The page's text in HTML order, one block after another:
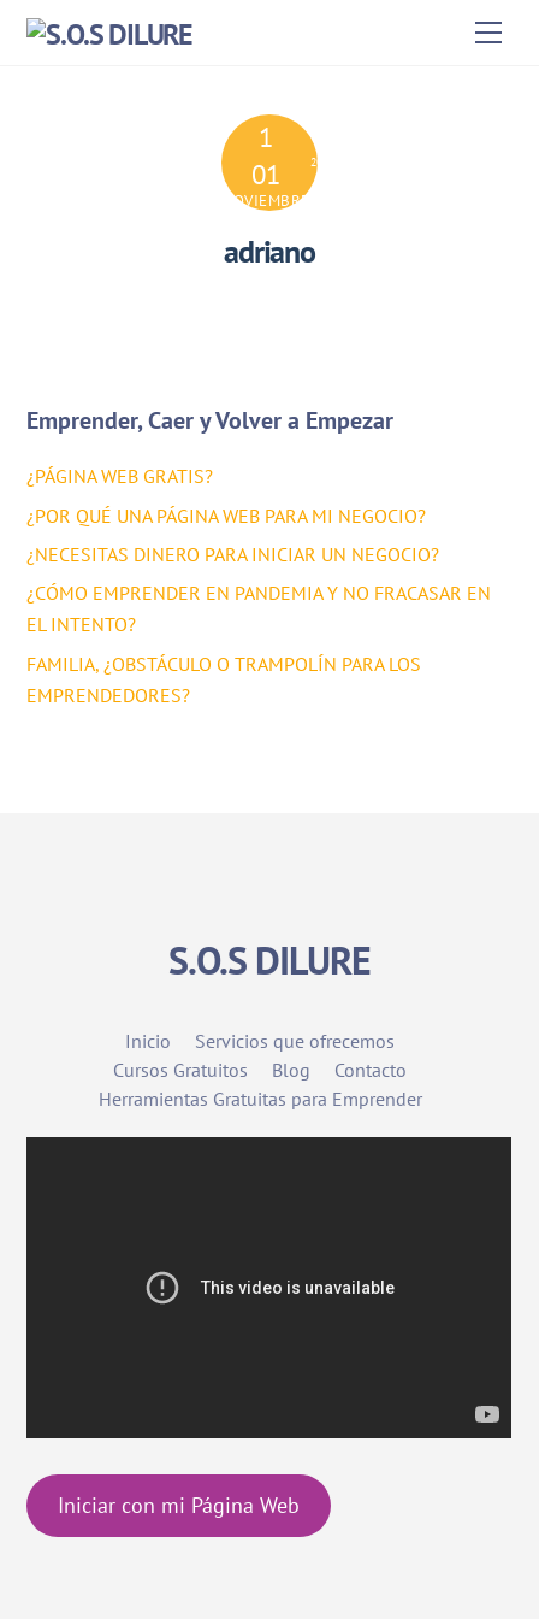
Skip
1
01
NOVIEMBRE
2024
adriano
Emprender, Caer y Volver a Empezar
¿PÁGINA WEB GRATIS?
¿POR QUÉ UNA PÁGINA WEB PARA MI NEGOCIO?
¿NECESITAS DINERO PARA INICIAR UN NEGOCIO?
¿CÓMO EMPRENDER EN PANDEMIA Y NO FRACASAR EN
EL INTENTO?
FAMILIA, ¿OBSTÁCULO O TRAMPOLÍN PARA LOS
EMPRENDEDORES?
S.O.S DILURE
Inicio
Servicios que ofrecemos
Cursos Gratuitos
Blog
Contacto
Herramientas Gratuitas para Emprender
Iniciar con mi Página Web